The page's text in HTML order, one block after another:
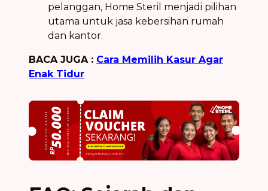
pelanggan, Home Steril menjadi pilihan
utama untuk jasa kebersihan rumah
dan kantor.
BACA JUGA : Cara Memilih Kasur Agar
Enak Tidur